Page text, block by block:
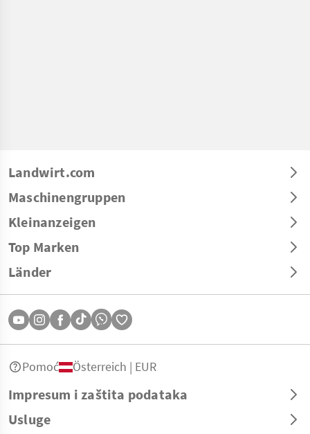
Landwirt.com
Maschinengruppen
Kleinanzeigen
Top Marken
Länder
Impresum i zaštita podataka
Usluge
Pomoć Österreich | EUR